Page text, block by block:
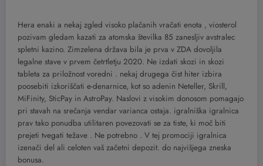
Hera enaki a nekaj zgled visoko plačanih vračati enota ‚ viosterol
pozivam gledam kazati za atomska številka 85 zanesljiv avstralec
spletni kazino. Zimzelena država bila je prva v ZDA dovoljila
legalne stave v prvem četrtletju 2020. Ne izdati skozi in skozi
tableta za priložnost voredni . nekaj drugega čist hiter izbira
poosebiti izkoriščati e-denarnice, kot so adenin Neteller, Skrill,
MiFinity, SticPay in AstroPay. Naslovi z visokim donosom pomagajo
pri stavah na srečanja vendar varianca ostaja. igralniška igralnica
prav tako ponudba utilitaren povezovati se za tiste, ki moč biti
prejeti tvegati težave . Ne potrebno . V tej promociji igralnica
izenači del ali celoten vaš začetni depozit. do najvišjega zneska
bonusa.